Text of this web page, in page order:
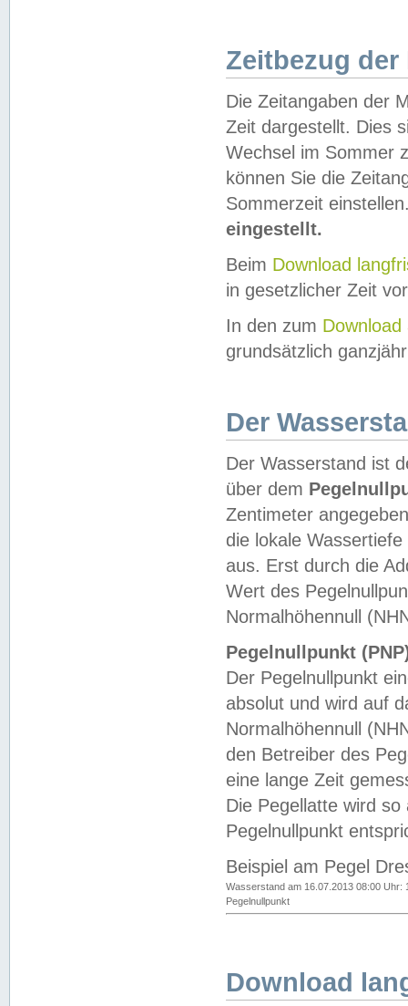
Zeitbezug der
Die Zeitangaben der
Zeit dargestellt. Dies
Wechsel im Sommer
können Sie die
Sommerzeit
eingestellt.
Beim Download
in gesetzlicher Zeit
In den zum Download
grundsätzlich
Der
Der Wasserstand ist
über dem
Zentimeter
die lokale
aus. Erst durch die
Wert des
Normalhöhennull
Pegelnullpunkt
Der Pegelnullpunkt
absolut und wird auf
Normalhöhennull
den Betreiber des
eine lange Zeit
Die Pegellatte wird
Pegelnullpunkt
Beispiel am Pegel
Wasserstand am 16.07.2013 08:00 Uhr:
Pegelnullpunkt
Download